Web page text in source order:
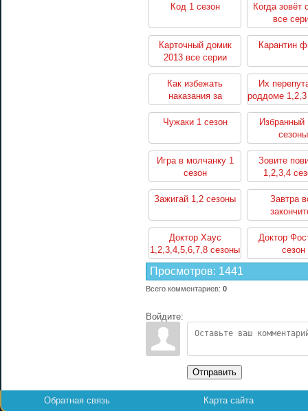
Код 1 сезон
Когда зовёт
все
Карточный домик
2013 все серии
Карантин
Как избежать
наказания за
убийство 1,2 сезоны
Их
роддоме
Чужаки 1 сезон
Избранный
сезоны
Игра в молчанку 1
сезон
Зовите
1,2,3,4
Зажигай 1,2 сезоны
Завтра
Доктор Хаус
1,2,3,4,5,6,7,8 сезоны
Доктор
сезон
Просмотров: 1441
Всего комментариев: 0
Войдите:
Отправить
Обратная связь Карта сайта